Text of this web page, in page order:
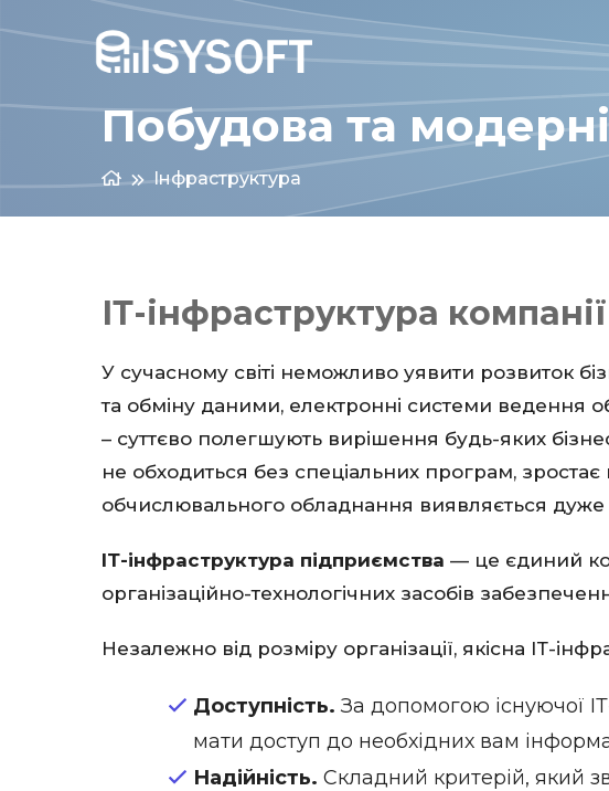
Побудова та
Інфраструктура
ІТ-інфраструктура компанії
У сучасному світі неможливо уявити розвиток
та обміну даними, електронні системи ведення
– суттєво полегшують вирішення будь-яких
не обходиться без спеціальних програм,
обчислювального обладнання виявляється
ІТ-інфраструктура підприємства — це єдиний
організаційно-технологічних засобів
Незалежно від розміру організації, якісна ІТ-
Доступність. За допомогою існуючої
мати доступ до необхідних вам
Надійність. Складний критерій, який